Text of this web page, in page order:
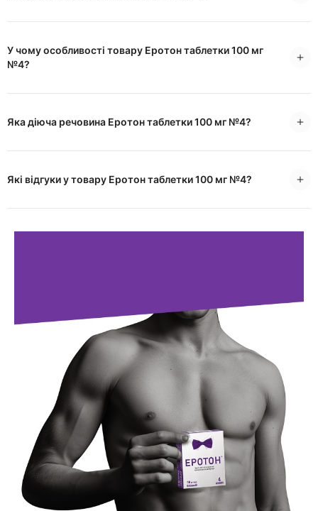
У чому особливості товару Еротон таблетки 100 мг
№4?
Яка діюча речовина Еротон таблетки 100 мг №4?
Які відгуки у товару Еротон таблетки 100 мг №4?